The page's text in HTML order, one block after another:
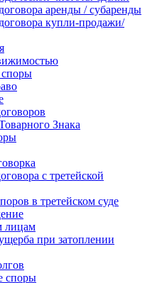
аренды / субаренды
купли-продажи/
споры
Знака
с третейской
в третейском суде
лицам
при затоплении
споры